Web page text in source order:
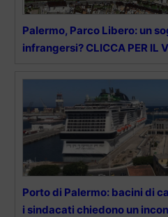
Palermo, Parco Libero: un
infrangersi? CLICCA PER IL
Porto di Palermo: bacini di
i sindacati chiedono un